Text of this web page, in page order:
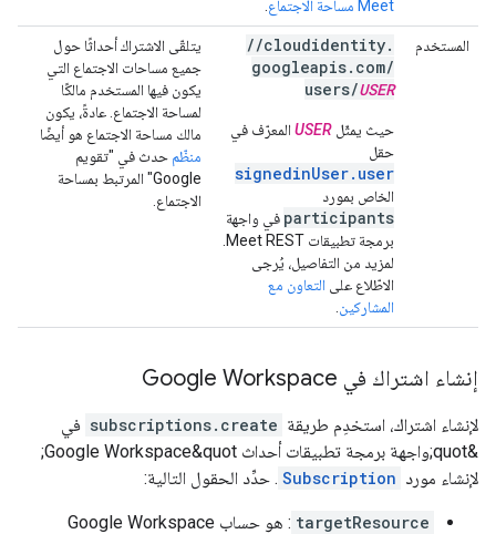
Meet مساحة الاجتماع
المستخدم //cloudidentity.
googleapis. com/
users/USER
حيث يمثّل USER المعرّف في
حقل
signedinUser.user
الخاص بمورد
participants في واجهة
لمزيد من التفاصيل، يُرجى
الاطّلاع على التعاون مع
المشاركين
يتلقّى الاشتراك أحداثًا حول
جميع مساحات الاجتماع التي
يكون فيها المستخدم مالكًا
لمساحة الاجتماع. عادةً، يكون
مالك مساحة الاجتماع هو أيضًا
منظّم حدث في "تقويم
Google" المرتبط بمساحة
الاجتماع.
إنشاء اشتراك في Google Workspace
لإنشاء اشتراك، استخدِم طريقة subscriptions.create في
&quot;واجهة برمجة تطبيقات أحداث Google Workspace&quot;
لإنشاء مورد Subscription . حدِّد الحقول التالية:
targetResource
: هو حساب Google Workspace